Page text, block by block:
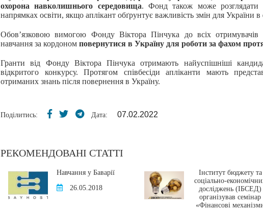
охорона навколишнього середовища. Фонд також може розглядати
напрямках освіти, якщо аплікант обґрунтує важливість змін для України в
Обов’язковою вимогою Фонду Віктора Пінчука до всіх отримувачів
навчання за кордоном повернутися в Україну для роботи за фахом
Гранти від Фонду Віктора Пінчука отримають найуспішніші
відкритого конкурсу. Протягом співбесіди апліканти мають
отриманих знань після повернення в Україну.
Поділитись: Дата: 07.02.2022
РЕКОМЕНДОВАНІ СТАТТІ
Навчання у Баварії
26.05.2018
Інститут бюджету та
соціально-
досліджень (ІБСЕД)
організував семінар
«Фінансові